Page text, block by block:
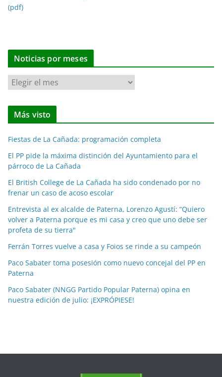
(pdf)
Noticias por meses
N
o
t
i
a
s
p
o
m
e
s
Más visto
Fiestas de La Cañada: programación completa
El PP pide la máxima distinción del Ayuntamiento para el
párroco de La Cañada
El British College de La Cañada ha sido condenado por no
frenar un caso de acoso escolar
Entrevista al ex alcalde de Paterna, Lorenzo Agustí: “Quiero
volver a Paterna porque es mi casa y creo que uno debe ser
profeta de su tierra"
Ferrán Torres vuelve a casa y Foios se rinde a su campeón
Paco Sabater toma posesión como nuevo concejal del PP en
Paterna
Paco Sabater (NNGG Partido Popular Paterna) opina en
nuestra edición de julio: ¡EXPRÓPIESE!